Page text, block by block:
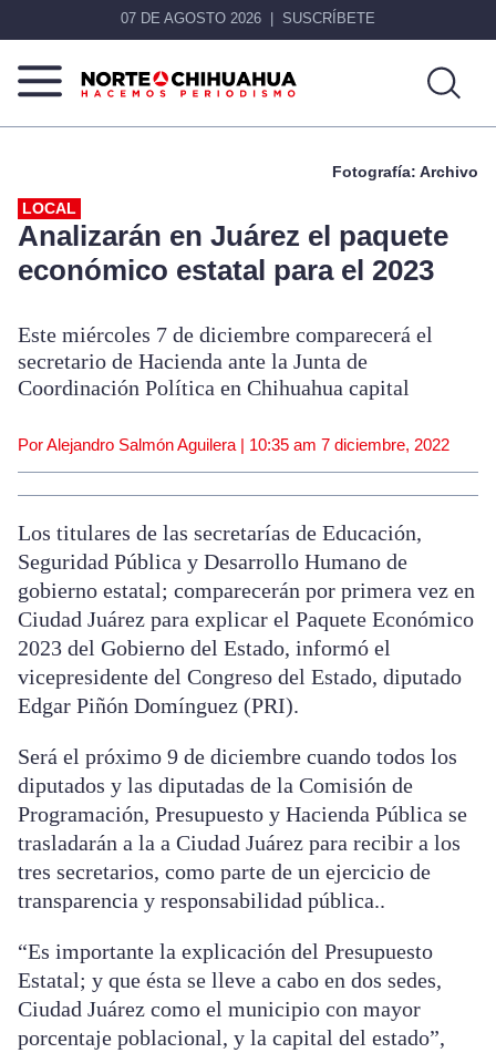
07 DE AGOSTO 2026 SUSCRÍBETE
Norte
Más
Fotografía: Archivo
LOCAL
Analizarán en Juárez el paquete
económico estatal para el 2023
Este miércoles 7 de diciembre comparecerá el
secretario de Hacienda ante la Junta de
Coordinación Política en Chihuahua capital
Por Alejandro Salmón Aguilera | 10:35 am 7 diciembre, 2022
Los titulares de las secretarías de Educación,
Seguridad Pública y Desarrollo Humano de
gobierno estatal; comparecerán por primera vez en
Ciudad Juárez para explicar el Paquete Económico
2023 del Gobierno del Estado, informó el
vicepresidente del Congreso del Estado, diputado
Edgar Piñón Domínguez (PRI).
Será el próximo 9 de diciembre cuando todos los
diputados y las diputadas de la Comisión de
Programación, Presupuesto y Hacienda Pública se
trasladarán a la a Ciudad Juárez para recibir a los
tres secretarios, como parte de un ejercicio de
transparencia y responsabilidad pública..
“Es importante la explicación del Presupuesto
Estatal; y que ésta se lleve a cabo en dos sedes,
Ciudad Juárez como el municipio con mayor
porcentaje poblacional, y la capital del estado”,